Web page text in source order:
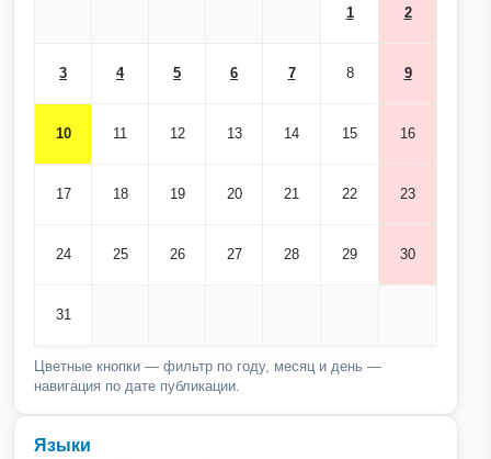
1 2
3 4 5 6 7 8 9
10 11 12 13 14 15 16
17 18 19 20 21 22 23
24 25 26 27 28 29 30
31
Цветные кнопки — фильтр по году, месяц и день —
навигация по дате публикации.
Языки